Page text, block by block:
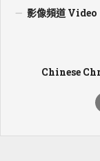
影像頻道 Video
Chinese